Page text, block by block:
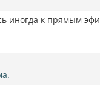
иногда к прямым